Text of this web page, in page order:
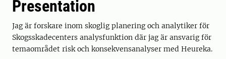
Presentation
Jag är forskare inom skoglig planering och analytiker för
Skogsskadecenters analysfunktion där jag är ansvarig för
temaområdet risk och konsekvensanalyser med Heureka.